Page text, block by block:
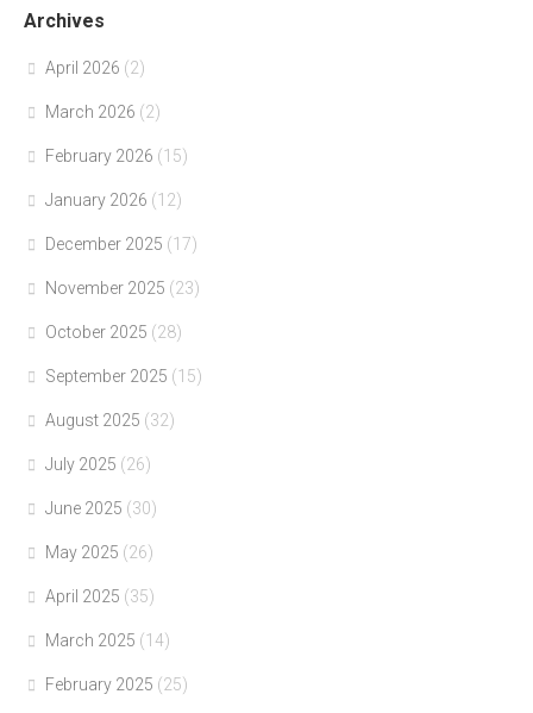
Archives
April 2026 (2)
March 2026 (2)
February 2026 (15)
January 2026 (12)
December 2025 (17)
November 2025 (23)
October 2025 (28)
September 2025 (15)
August 2025 (32)
July 2025 (26)
June 2025 (30)
May 2025 (26)
April 2025 (35)
March 2025 (14)
February 2025 (25)